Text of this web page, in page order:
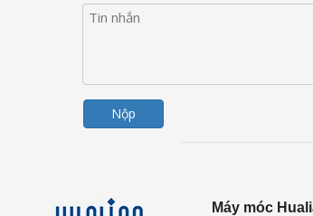
Nộp
Máy móc